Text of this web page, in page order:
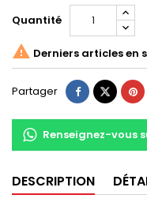
Quantité
 Derniers articles en
Partager
Renseignez-vous
DESCRIPTION